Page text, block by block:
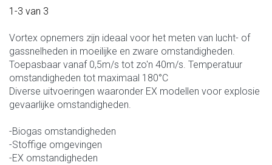
Search results:
1-3 van 3
Vortex opnemers zijn ideaal voor het meten van lucht- of
gassnelheden in moeilijke en zware omstandigheden.
Toepasbaar vanaf 0,5m/s tot zo'n 40m/s. Temperatuur
omstandigheden tot maximaal 180°C
Diverse uitvoeringen waaronder EX modellen voor explosie
gevaarlijke omstandigheden.
-Biogas omstandigheden
-Stoffige omgevingen
-EX omstandigheden